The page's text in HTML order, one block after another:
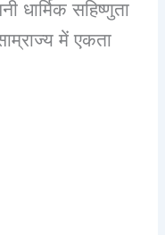
धार्मिक सहिष्णुता
में एकता